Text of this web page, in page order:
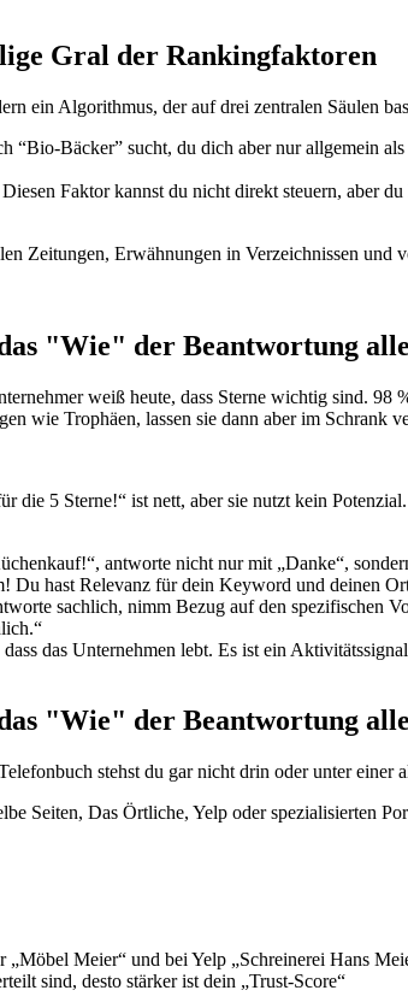
Gral der Rankingfaktoren
ein Algorithmus, der auf drei zentralen Säulen
“Bio-Bäcker” sucht, du dich aber nur allgemein
Faktor kannst du nicht direkt steuern, aber
Zeitungen, Erwähnungen in Verzeichnissen und
"Wie" der Beantwortung
weiß heute, dass Sterne wichtig sind. 98
wie Trophäen, lassen sie dann aber im Schrank
die 5 Sterne!“ ist nett, aber sie nutzt kein
antworte nicht nur mit „Danke“,
Du hast Relevanz für dein Keyword und deinen
sachlich, nimm Bezug auf den spezifischen
das Unternehmen lebt. Es ist ein
"Wie" der Beantwortung
stehst du gar nicht drin oder unter einer
Seiten, Das Örtliche, Yelp oder spezialisierten
Meier“ und bei Yelp „Schreinerei Hans
sind, desto stärker ist dein „Trust-Score“